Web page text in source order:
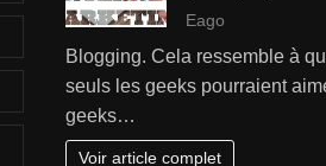
Eago
Blogging. Cela ressemble à
seuls les geeks pourraient
geeks…
Voir article complet